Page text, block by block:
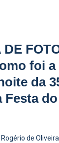
foi a
da
Festa do
de Oliveira